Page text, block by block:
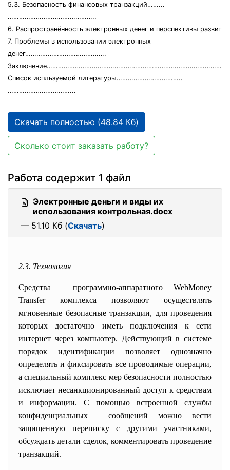
5.3. Безопасность финансовых транзакций……...
………………………………………..
6. Распространённость электронных денег и перспективы развит
7. Проблемы в использовании электронных
денег…………………………………….
Список испльзуемой литературы……………………………..
……………………………...
Скачать полностью (48.84 Кб)
Сколько стоит заказать работу?
Работа содержит 1 файл
Электронные деньги и виды их
использования контрольная.docx
— 51.10 Кб (Скачать)
2.3. Технология
Средства программно-аппаратного WebMoney
Transfer комплекса позволяют осуществлять
мгновенные безопасные транзакции, для проведения
которых достаточно иметь подключения к сети
интернет через компьютер. Действующий в системе
порядок идентификации позволяет однозначно
определять и фиксировать все проводимые операции,
а специальный комплекс мер безопасности полностью
исключает несанкционированный доступ к средствам
и информации. С помощью встроенной службы
конфиденциальных сообщений можно вести
защищенную переписку с другими участниками,
обсуждать детали сделок, комментировать проведение
транзакций.